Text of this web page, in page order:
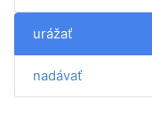
urážať
nadávať